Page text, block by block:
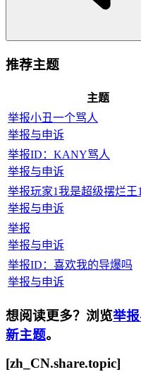
推荐主题
主题
举报小丑一个骂人
举报与申诉
举报ID：KANY骂人
举报与申诉
举报玩家1我是超级摆烂王
举报与申诉
举报
举报与申诉
举报ID：喜欢我的导爆吗
举报与申诉
想阅读更多？浏览举
新主题。
[zh_CN.share.topic]